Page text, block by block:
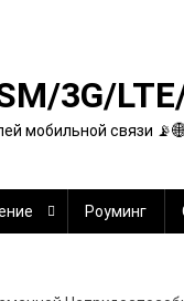
3G/
мобильной связи
Роуминг